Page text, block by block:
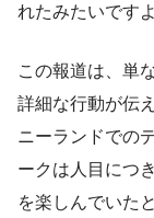
れたみたいですよ
この報道は、単
詳細な行動が伝
ニーランドでの
ークは人目につ
を楽しんでいた